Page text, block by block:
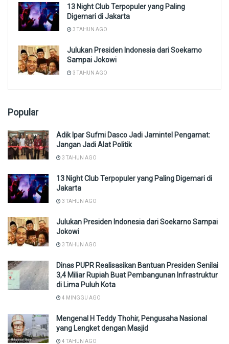
13 Night Club Terpopuler yang Paling
Digemari di Jakarta
3 TAHUN AGO
Julukan Presiden Indonesia dari Soekarno
Sampai Jokowi
3 TAHUN AGO
Popular
Adik Ipar Sufmi Dasco Jadi Jamintel Pengamat:
Jangan Jadi Alat Politik
3 TAHUN AGO
13 Night Club Terpopuler yang Paling Digemari di
Jakarta
3 TAHUN AGO
Julukan Presiden Indonesia dari Soekarno Sampai
Jokowi
3 TAHUN AGO
Dinas PUPR Realisasikan Bantuan Presiden Senilai
3,4 Miliar Rupiah Buat Pembangunan Infrastruktur
di Lima Puluh Kota
4 MINGGU AGO
Mengenal H Teddy Thohir, Pengusaha Nasional
yang Lengket dengan Masjid
4 TAHUN AGO